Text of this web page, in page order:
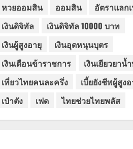
หวยออมสิน
ออมสิน
อัตราแลก
เงินดิจิทัล
เงินดิจิทัล 10000 บาท
เงินผู้สูงอายุ
เงินอุดหนุนบุตร
เงินเดือนข้าราชการ
เงินเยียวยาน้
เที่ยวไทยคนละครึ่ง
เบี้ยยังชีพผู้สูง
เป๋าตัง
เฟด ไทยช่วยไทยพลัส